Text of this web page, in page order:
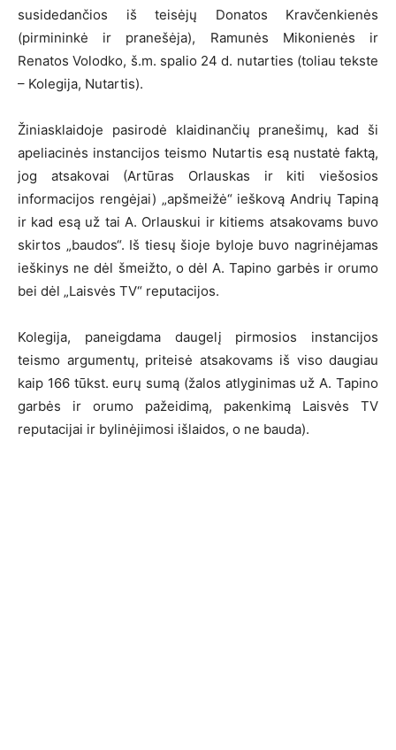
susidedančios iš teisėjų Donatos Kravčenkienės
(pirmininkė ir pranešėja), Ramunės Mikonienės ir
Renatos Volodko, š.m. spalio 24 d. nutarties (toliau tekste
– Kolegija, Nutartis).
Žiniasklaidoje pasirodė klaidinančių pranešimų, kad ši
apeliacinės instancijos teismo Nutartis esą nustatė faktą,
jog atsakovai (Artūras Orlauskas ir kiti viešosios
informacijos rengėjai) „apšmeižė“ ieškovą Andrių Tapiną
ir kad esą už tai A. Orlauskui ir kitiems atsakovams buvo
skirtos „baudos“. Iš tiesų šioje byloje buvo nagrinėjamas
ieškinys ne dėl šmeižto, o dėl A. Tapino garbės ir orumo
bei dėl „Laisvės TV“ reputacijos.
Kolegija, paneigdama daugelį pirmosios instancijos
teismo argumentų, priteisė atsakovams iš viso daugiau
kaip 166 tūkst. eurų sumą (žalos atlyginimas už A. Tapino
garbės ir orumo pažeidimą, pakenkimą Laisvės TV
reputacijai ir bylinėjimosi išlaidos, o ne bauda).